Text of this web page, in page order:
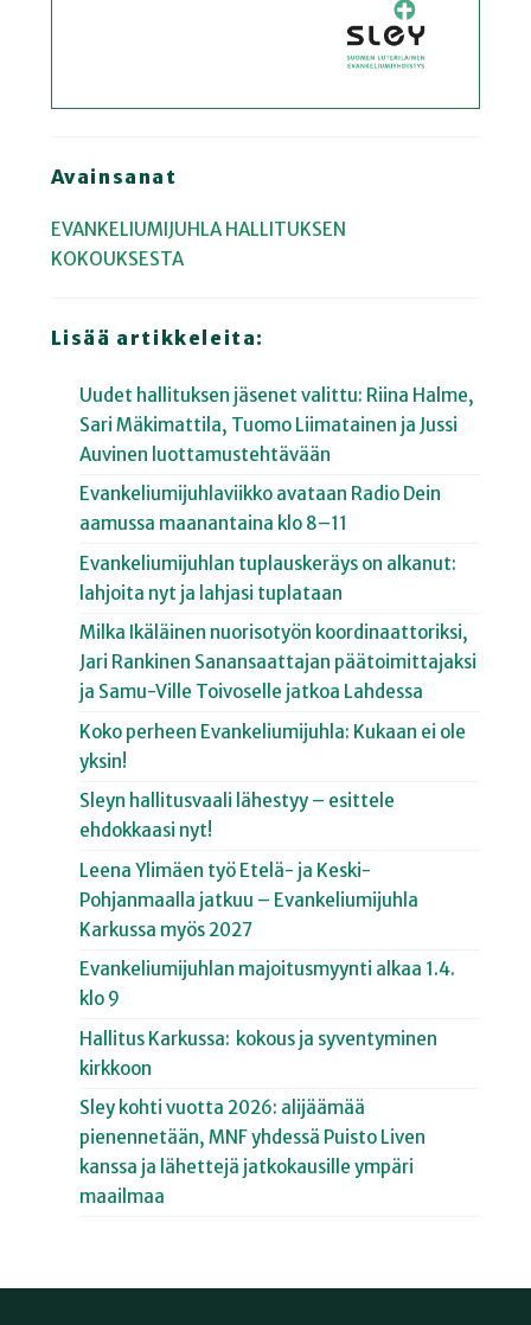
Avainsanat
EVANKELIUMIJUHLA HALLITUKSEN
KOKOUKSESTA
Lisää artikkeleita:
Uudet hallituksen jäsenet valittu: Riina Halme,
Sari Mäkimattila, Tuomo Liimatainen ja Jussi
Auvinen luottamustehtävään
Evankeliumijuhlaviikko avataan Radio Dein
aamussa maanantaina klo 8–11
Evankeliumijuhlan tuplauskeräys on alkanut:
lahjoita nyt ja lahjasi tuplataan
Milka Ikäläinen nuorisotyön koordinaattoriksi,
Jari Rankinen Sanansaattajan päätoimittajaksi
ja Samu-Ville Toivoselle jatkoa Lahdessa
Koko perheen Evankeliumijuhla: Kukaan ei ole
yksin!
Sleyn hallitusvaali lähestyy – esittele
ehdokkaasi nyt!
Leena Ylimäen työ Etelä- ja Keski-
Pohjanmaalla jatkuu – Evankeliumijuhla
Karkussa myös 2027
Evankeliumijuhlan majoitusmyynti alkaa 1.4.
klo 9
Hallitus Karkussa: kokous ja syventyminen
kirkkoon
Sley kohti vuotta 2026: alijäämää
pienennetään, MNF yhdessä Puisto Liven
kanssa ja lähettejä jatkokausille ympäri
maailmaa